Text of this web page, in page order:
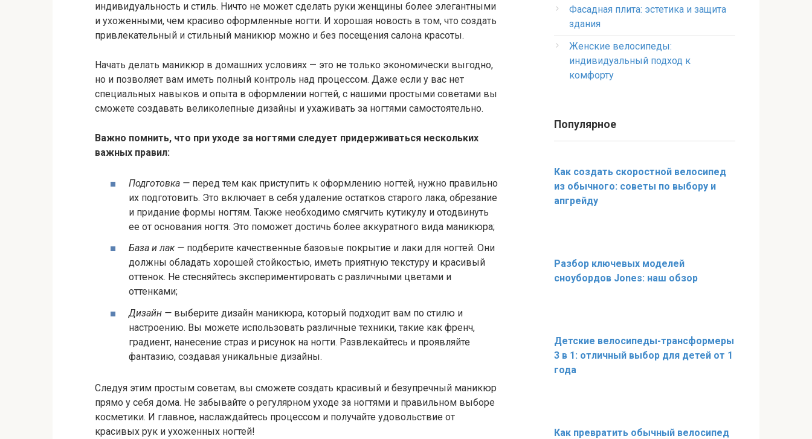
индивидуальность и стиль. Ничто не может сделать руки женщины более элегантными
и ухоженными, чем красиво оформленные ногти. И хорошая новость в том, что создать
привлекательный и стильный маникюр можно и без посещения салона красоты.
Начать делать маникюр в домашних условиях — это не только экономически выгодно,
но и позволяет вам иметь полный контроль над процессом. Даже если у вас нет
специальных навыков и опыта в оформлении ногтей, с нашими простыми советами вы
сможете создавать великолепные дизайны и ухаживать за ногтями самостоятельно.
Важно помнить, что при уходе за ногтями следует придерживаться нескольких
важных правил:
Подготовка — перед тем как приступить к оформлению ногтей, нужно правильно
их подготовить. Это включает в себя удаление остатков старого лака, обрезание
и придание формы ногтям. Также необходимо смягчить кутикулу и отодвинуть
ее от основания ногтя. Это поможет достичь более аккуратного вида маникюра;
База и лак — подберите качественные базовые покрытие и лаки для ногтей. Они
должны обладать хорошей стойкостью, иметь приятную текстуру и красивый
оттенок. Не стесняйтесь экспериментировать с различными цветами и
оттенками;
Дизайн — выберите дизайн маникюра, который подходит вам по стилю и
настроению. Вы можете использовать различные техники, такие как френч,
градиент, нанесение страз и рисунок на ногти. Развлекайтесь и проявляйте
фантазию, создавая уникальные дизайны.
Следуя этим простым советам, вы сможете создать красивый и безупречный маникюр
прямо у себя дома. Не забывайте о регулярном уходе за ногтями и правильном выборе
косметики. И главное, наслаждайтесь процессом и получайте удовольствие от
красивых рук и ухоженных ногтей!
Фасадная плита: эстетика и защита
здания
Женские велосипеды:
индивидуальный подход к
комфорту
Популярное
Как создать скоростной велосипед
из обычного: советы по выбору и
апгрейду
Разбор ключевых моделей
сноубордов Jones: наш обзор
Детские велосипеды-трансформеры
3 в 1: отличный выбор для детей от 1
года
Как превратить обычный велосипед